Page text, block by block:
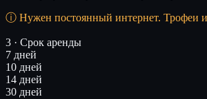
Нужен постоянный интернет. Трофеи
3 · Срок аренды
7 дней
10 дней
14 дней
30 дней